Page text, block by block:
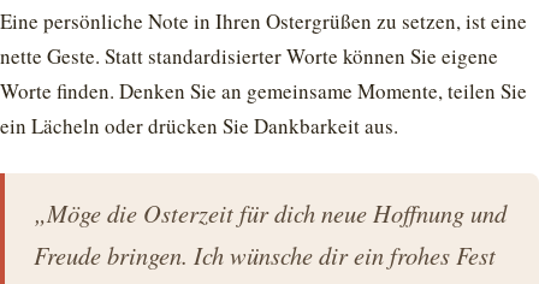
Eine persönliche Note in Ihren Ostergrüßen zu setzen, ist eine
nette Geste. Statt standardisierter Worte können Sie eigene
Worte finden. Denken Sie an gemeinsame Momente, teilen Sie
ein Lächeln oder drücken Sie Dankbarkeit aus.
„Möge die Osterzeit für dich neue Hoffnung und
Freude bringen. Ich wünsche dir ein frohes Fest